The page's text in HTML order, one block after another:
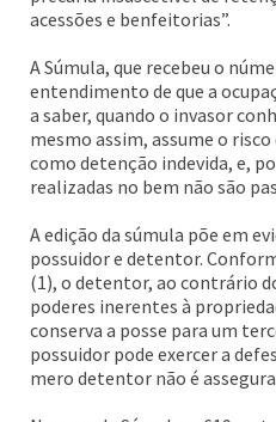
acessões e benfeitorias”.
A Súmula, que recebeu o
entendimento de que a
a saber, quando o invasor
mesmo assim, assume o
como detenção indevida, e,
realizadas no bem não são
A edição da súmula põe em
possuidor e detentor.
(1), o detentor, ao contrário
poderes inerentes à
conserva a posse para um
possuidor pode exercer a
mero detentor não é